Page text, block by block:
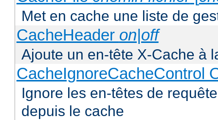
Met en cache une liste de
CacheHeader on|off
Ajoute un en-tête X-Cache à
CacheIgnoreCacheControl
Ignore les en-têtes de
depuis le cache